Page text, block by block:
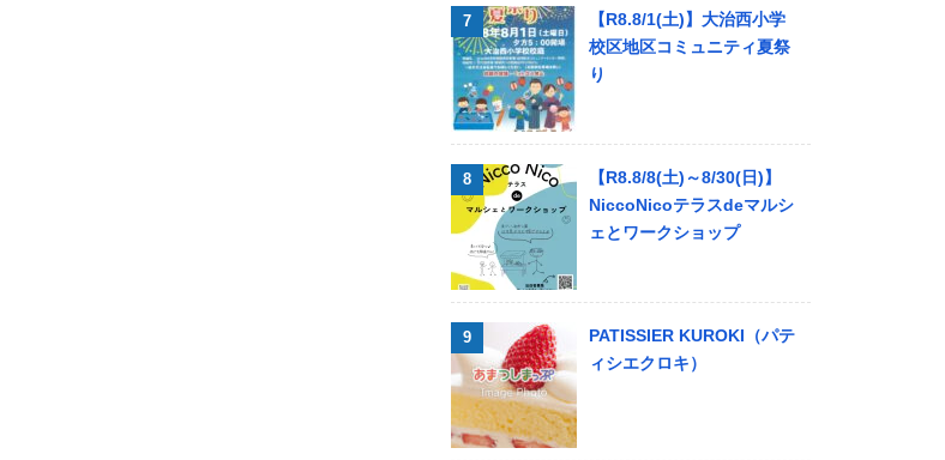
【R8.8/1(土)】大治西小学
校区地区コミュニティ夏祭
り
【R8.8/8(土)～8/30(日)】
NiccoNicoテラスdeマルシ
ェとワークショップ
PATISSIER KUROKI（パテ
ィシエクロキ）